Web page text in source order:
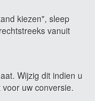
kiezen", sleep
vanuit
Wijzig dit indien u
uw conversie.